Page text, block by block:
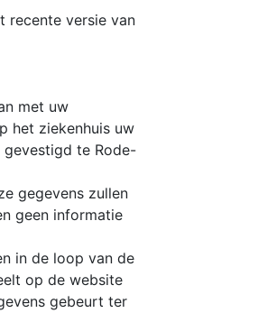
recente versie van
met uw
het ziekenhuis uw
te Rode-
gegevens zullen
geen informatie
in de loop van de
op de website
gebeurt ter